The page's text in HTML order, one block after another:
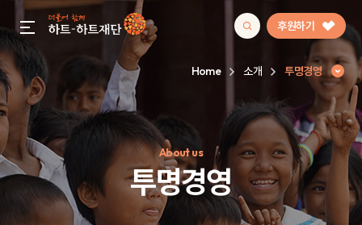
gnb menu open 후원하기
인기 키워드
#정기후원
#하트플레이스#캠페인#팬덤후원
Home 소개 투명경영
About us
투명경영